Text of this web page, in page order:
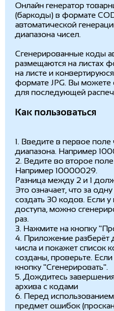
Онлайн генератор
(баркоды) в формате
автоматической
диапазона чисел.
Сгенерированные коды
размещаются на листах
на листе и
формате JPG. Вы можете
для последующей
Как пользоваться
1. Введите в первое поле
диапазона. Например
2. Ведите во второе
Например 10000029.
Разница между 2 и 1
Это означает, что за
создать 30 кодов. Если у
доступа, можно
раз.
3. Нажмите на кнопку
4. Приложение разберёт
числа и покажет список
созданы, проверьте.
кнопку "Сгенерировать".
5. Дождитесь
архива с кодами
6. Перед
предмет ошибок